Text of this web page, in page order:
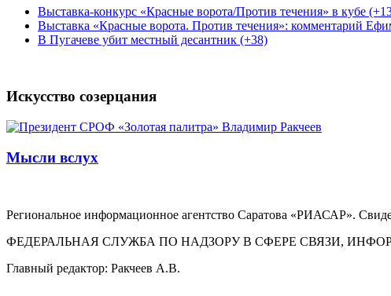
Выставка-конкурс «Красные ворота/Против течения» в кубе
Выставка «Красные ворота. Против течения»: комментарий
В Пугачеве убит местный десантник (+38)
Искусство созерцания
Мысли вслух
Региональное информационное агентство Саратова «РИАСАР».
ФЕДЕРАЛЬНАЯ СЛУЖБА ПО НАДЗОРУ В СФЕРЕ СВЯЗИ,
Главный редактор: Ракчеев А.В.